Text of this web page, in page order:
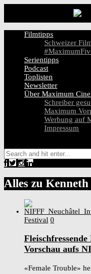
Filmtipps
Schweizer
Serientipps
Podcast
Toplisten
Newsletter
Über Maximum
Schreiber
Maximum
Werbung auf
Impressum
Alles zu
Festival 0
Vorschau aufs
«Female Trouble»